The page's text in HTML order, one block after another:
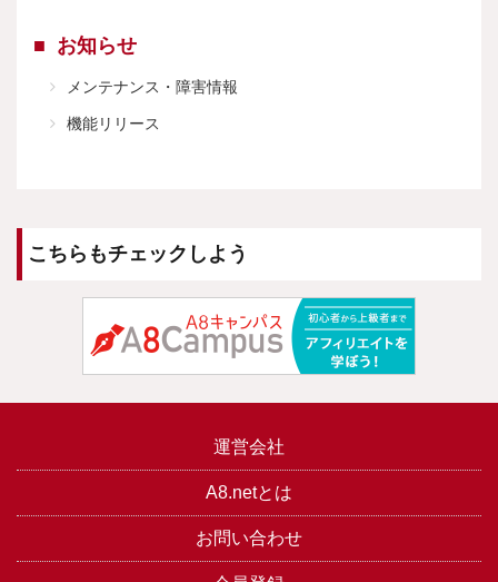
お知らせ
メンテナンス・障害情報
機能リリース
こちらもチェックしよう
運営会社
A8.netとは
お問い合わせ